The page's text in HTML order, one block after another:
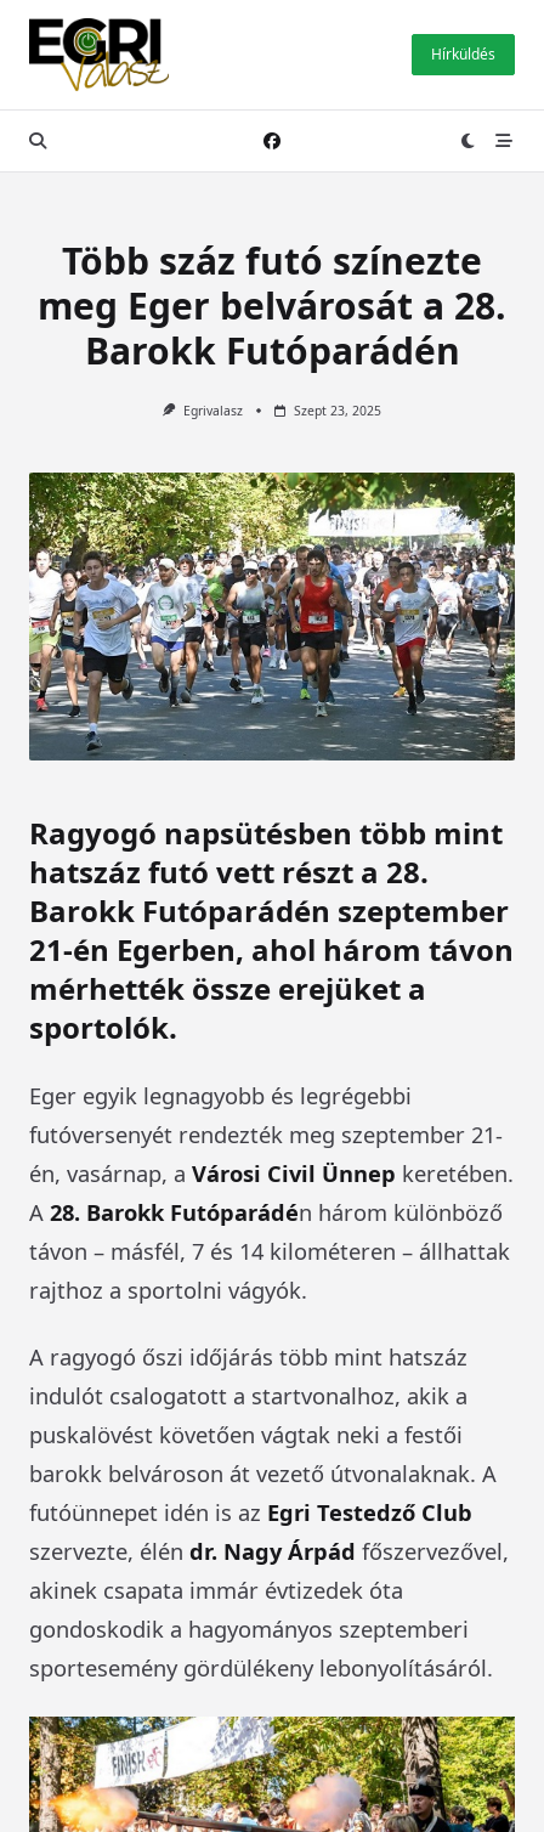
Skip
content
Hírküldés
Több száz futó színezte
meg Eger belvárosát a 28.
Barokk Futóparádén
Egrivalasz Szept 23, 2025
Ragyogó napsütésben több mint
hatszáz futó vett részt a 28.
Barokk Futóparádén szeptember
21-én Egerben, ahol három távon
mérhették össze erejüket a
sportolók.
Eger egyik legnagyobb és legrégebbi
futóversenyét rendezték meg szeptember 21-
én, vasárnap, a Városi Civil Ünnep keretében.
A 28. Barokk Futóparádén három különböző
távon – másfél, 7 és 14 kilométeren – állhattak
rajthoz a sportolni vágyók.
A ragyogó őszi időjárás több mint hatszáz
indulót csalogatott a startvonalhoz, akik a
puskalövést követően vágtak neki a festői
barokk belvároson át vezető útvonalaknak. A
futóünnepet idén is az Egri Testedző Club
szervezte, élén dr. Nagy Árpád főszervezővel,
akinek csapata immár évtizedek óta
gondoskodik a hagyományos szeptemberi
sportesemény gördülékeny lebonyolításáról.